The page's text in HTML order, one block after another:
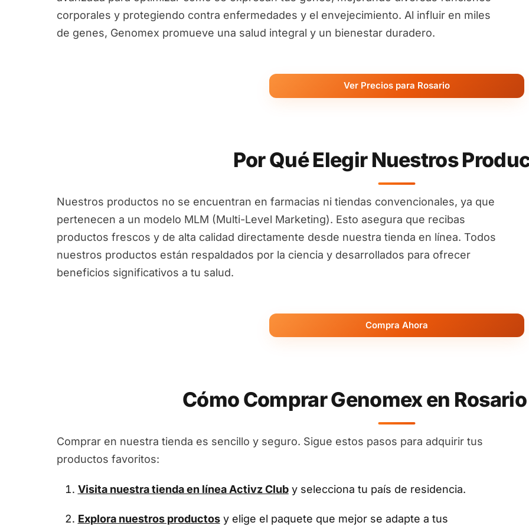
corporales y protegiendo contra enfermedades y el envejecimiento. Al influir en miles
de genes, Genomex promueve una salud integral y un bienestar duradero.
Ver Precios para Rosario
Por Qué Elegir Nuestros
Nuestros productos no se encuentran en farmacias ni tiendas convencionales, ya que
pertenecen a un modelo MLM (Multi-Level Marketing). Esto asegura que recibas
productos frescos y de alta calidad directamente desde nuestra tienda en línea. Todos
nuestros productos están respaldados por la ciencia y desarrollados para ofrecer
beneficios significativos a tu salud.
Compra Ahora
Cómo Comprar Genomex en
Comprar en nuestra tienda es sencillo y seguro. Sigue estos pasos para adquirir tus
productos favoritos:
Visita nuestra tienda en línea Activz Cluby selecciona tu país de residencia.
Explora nuestros productosy elige el paquete que mejor se adapte a tus